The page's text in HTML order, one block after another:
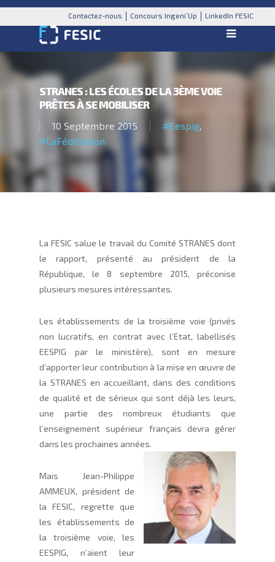
Contactez-nous Concours Ingeni’Up LinkedIn FESIC
STRANES : LES ÉCOLES DE LA 3ÈME VOIE
PRÊTES À SE MOBILISER
10 Septembre 2015 #Eespig,
#LaFédération
La FESIC salue le travail du Comité STRANES dont
le rapport, présenté au président de la
République, le 8 septembre 2015, préconise
plusieurs mesures intéressantes.
Les établissements de la troisième voie (privés
non lucratifs, en contrat avec l’Etat, labellisés
EESPIG par le ministère), sont en mesure
d’apporter leur contribution à la mise en œuvre de
la STRANES en accueillant, dans des conditions
de qualité et de sérieux qui sont déjà les leurs,
une partie des nombreux étudiants que
l’enseignement supérieur français devra gérer
dans les prochaines années.
Mais Jean-Philippe
AMMEUX, président de
la FESIC, regrette que
les établissements de
la troisième voie, les
EESPIG, n’aient leur